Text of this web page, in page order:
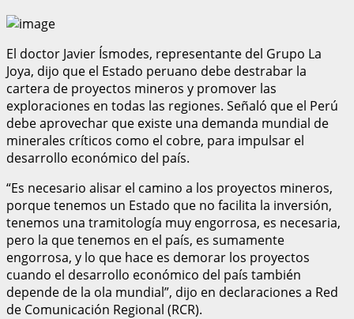
El doctor Javier Ísmodes, representante del Grupo La
Joya, dijo que el Estado peruano debe destrabar la
cartera de proyectos mineros y promover las
exploraciones en todas las regiones. Señaló que el Perú
debe aprovechar que existe una demanda mundial de
minerales críticos como el cobre, para impulsar el
desarrollo económico del país.
“Es necesario alisar el camino a los proyectos mineros,
porque tenemos un Estado que no facilita la inversión,
tenemos una tramitología muy engorrosa, es necesaria,
pero la que tenemos en el país, es sumamente
engorrosa, y lo que hace es demorar los proyectos
cuando el desarrollo económico del país también
depende de la ola mundial”, dijo en declaraciones a Red
de Comunicación Regional (RCR).